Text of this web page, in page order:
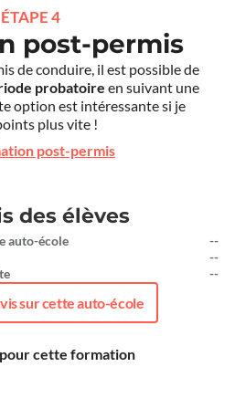
ÉTAPE 4
post-permis
de conduire, il est possible de
probatoire en suivant une
option est intéressante si je
plus vite !
post-permis
des élèves
auto-école
--
--
--
sur cette auto-école
cette formation